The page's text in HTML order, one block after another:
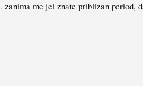
me jel znate priblizan period,